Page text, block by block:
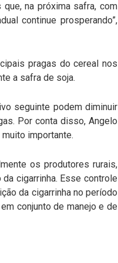
na próxima safra, com
continue prosperando”,
pragas do cereal nos
a safra de soja.
seguinte podem diminuir
Por conta disso, Angelo
importante.
os produtores rurais,
cigarrinha. Esse controle
da cigarrinha no período
conjunto de manejo e de